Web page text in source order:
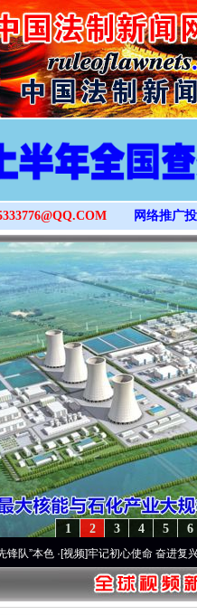
网络推广
6
5
4
3
2
1
·[视频]牢记初心使命 奋进复兴征程丨宝